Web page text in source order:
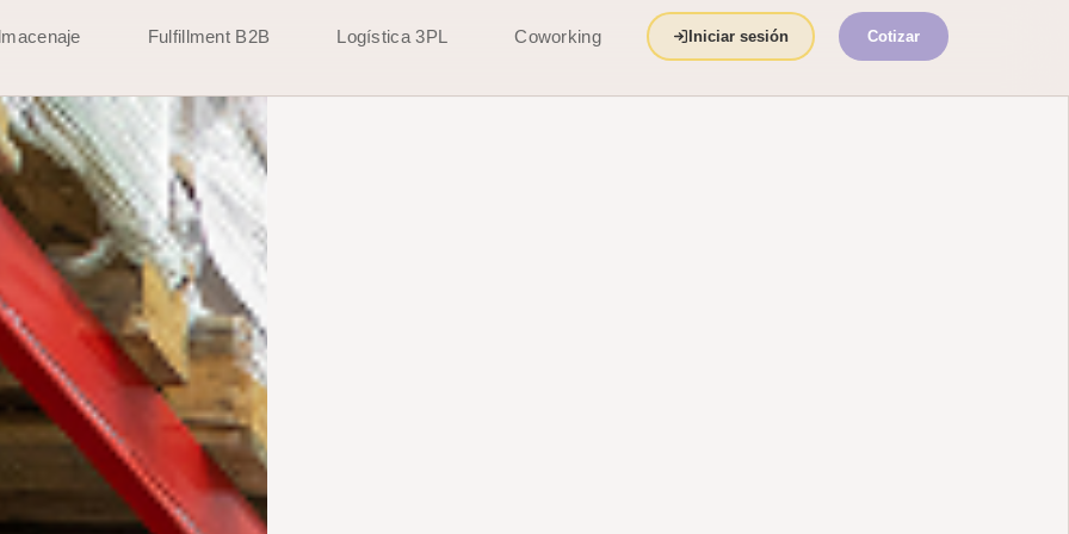
Fulfillment B2B Logística 3PL Coworking Iniciar sesión Cotizar